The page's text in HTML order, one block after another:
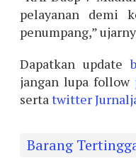
pelayanan demi
penumpang,”
Dapatkan update
jangan lupa follow
serta twitter
Barang